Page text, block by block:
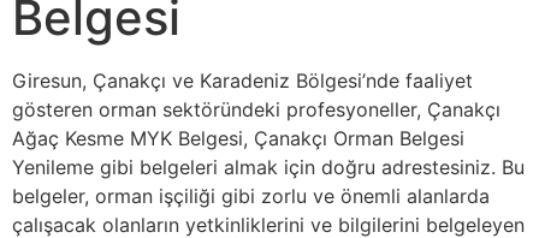
Belgesi
Giresun, Çanakçı ve Karadeniz Bölgesi’nde faaliyet
gösteren orman sektöründeki profesyoneller, Çanakçı
Ağaç Kesme MYK Belgesi, Çanakçı Orman Belgesi
Yenileme gibi belgeleri almak için doğru adrestesiniz. Bu
belgeler, orman işçiliği gibi zorlu ve önemli alanlarda
çalışacak olanların yetkinliklerini ve bilgilerini belgeleyen